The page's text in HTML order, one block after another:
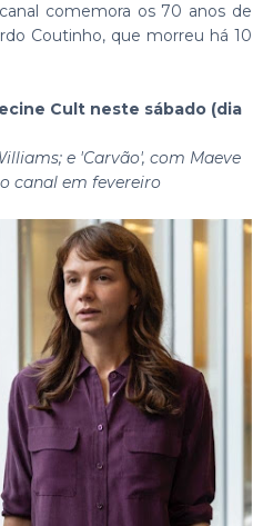
comemora os 70 anos de
Coutinho, que morreu há 10
Cult neste sábado (dia
e 'Carvão', com Maeve
canal em fevereiro